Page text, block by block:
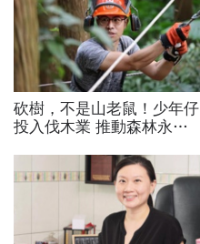
砍樹，不是山老鼠！少年仔
投入伐木業 推動森林永